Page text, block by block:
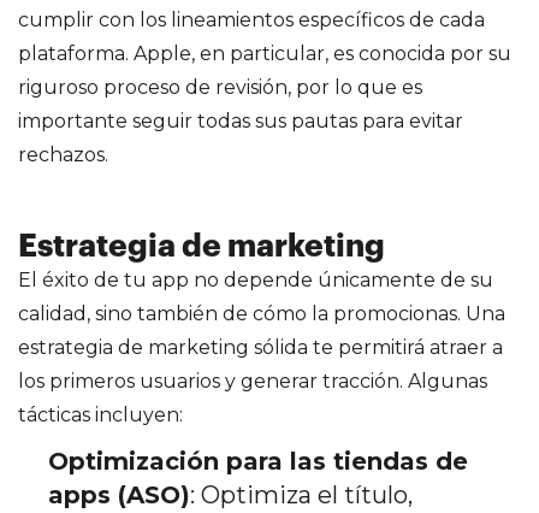
cumplir con los lineamientos específicos de cada
plataforma. Apple, en particular, es conocida por su
riguroso proceso de revisión, por lo que es
importante seguir todas sus pautas para evitar
rechazos.
Estrategia de marketing
El éxito de tu app no depende únicamente de su
calidad, sino también de cómo la promocionas. Una
estrategia de marketing sólida te permitirá atraer a
los primeros usuarios y generar tracción. Algunas
tácticas incluyen:
Optimización para las tiendas de
apps (ASO): Optimiza el título,